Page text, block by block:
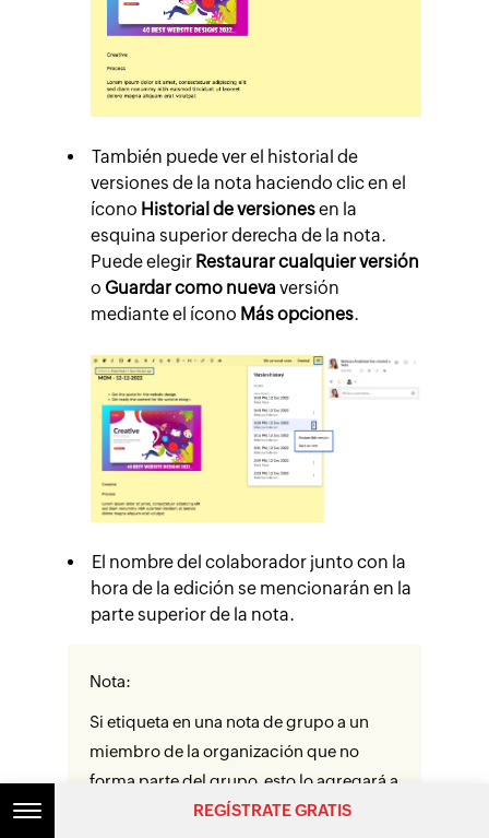
También puede ver el historial de
versiones de la nota haciendo clic en el
ícono Historial de versionesen la
esquina superior derecha de la nota.
Puede elegir Restaurar cualquier versión
o Guardar como nuevaversión
mediante el ícono Más opciones.
El nombre del colaborador junto con la
hora de la edición se mencionarán en la
parte superior de la nota.
Nota:
Si etiqueta en una nota de grupo a un
miembro de la organización que no
forma parte del grupo, esto lo agregará a
la lista de invitados.REGÍSTRATE GRATIS